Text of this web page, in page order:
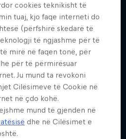
cookies teknikisht të
tuaj, kjo faqe interneti do
(përfshirë skedarë të
të ngjashme për të
mirë në faqen tonë, për
për të përmirësuar
Ju mund ta revokoni
Cilësimeve të Cookie në
në çdo kohë.
mund të gjenden në
dhe në Cilësimet e